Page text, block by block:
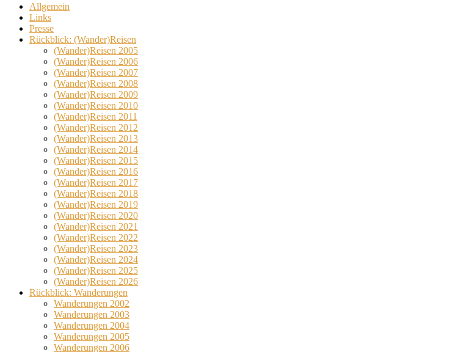
Allgemein
Links
Presse
Rückblick: (Wander)Reisen
(Wander)Reisen 2005
(Wander)Reisen 2006
(Wander)Reisen 2007
(Wander)Reisen 2008
(Wander)Reisen 2009
(Wander)Reisen 2010
(Wander)Reisen 2011
(Wander)Reisen 2012
(Wander)Reisen 2013
(Wander)Reisen 2014
(Wander)Reisen 2015
(Wander)Reisen 2016
(Wander)Reisen 2017
(Wander)Reisen 2018
(Wander)Reisen 2019
(Wander)Reisen 2020
(Wander)Reisen 2021
(Wander)Reisen 2022
(Wander)Reisen 2023
(Wander)Reisen 2024
(Wander)Reisen 2025
(Wander)Reisen 2026
Rückblick: Wanderungen
Wanderungen 2002
Wanderungen 2003
Wanderungen 2004
Wanderungen 2005
Wanderungen 2006